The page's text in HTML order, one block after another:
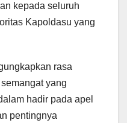
kepada seluruh
Kapoldasu yang
rasa
yang
hadir pada apel
pentingnya